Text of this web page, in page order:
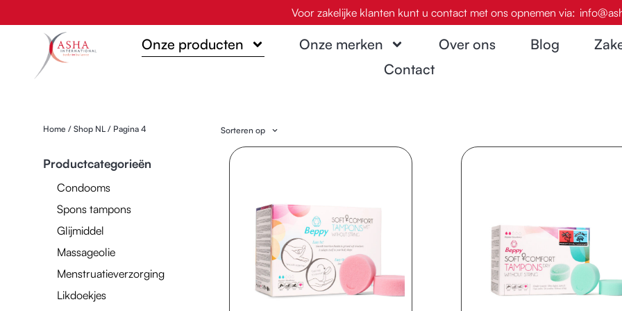
naar
Voor zakelijke klanten kunt u contact met ons opnemen via:
Onze producten Onze merken Over ons Blog
Contact
Home / Shop NL / Pagina 4
Productcategorieën
Condooms
Spons tampons
Glijmiddel
Massageolie
Menstruatieverzorging
Likdoekjes
Sorteren op